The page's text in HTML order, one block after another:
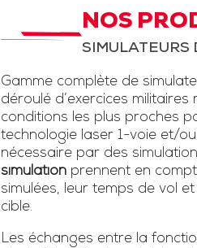
NOS
SIMULATEURS
Gamme complète de
déroulé d’exercices
conditions les plus proches
technologie laser 1-voie et/
nécessaire par des
simulation prennent en
simulées, leur temps de vol
cible.
Les échanges entre la